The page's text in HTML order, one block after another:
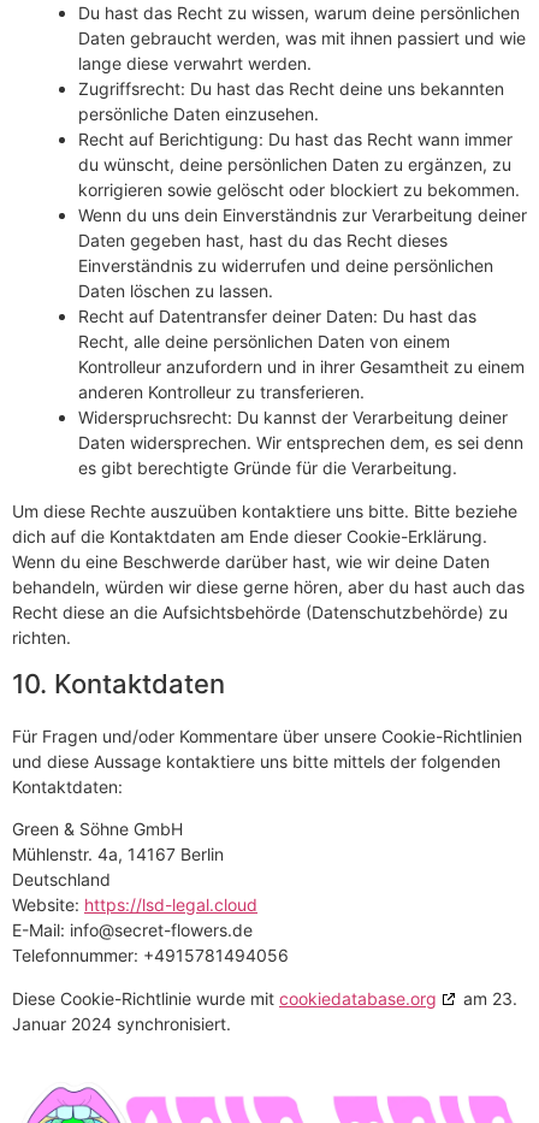
Du hast das Recht zu wissen, warum deine persönlichen
Daten gebraucht werden, was mit ihnen passiert und wie
lange diese verwahrt werden.
Zugriffsrecht: Du hast das Recht deine uns bekannten
persönliche Daten einzusehen.
Recht auf Berichtigung: Du hast das Recht wann immer
du wünscht, deine persönlichen Daten zu ergänzen, zu
korrigieren sowie gelöscht oder blockiert zu bekommen.
Wenn du uns dein Einverständnis zur Verarbeitung deiner
Daten gegeben hast, hast du das Recht dieses
Einverständnis zu widerrufen und deine persönlichen
Daten löschen zu lassen.
Recht auf Datentransfer deiner Daten: Du hast das
Recht, alle deine persönlichen Daten von einem
Kontrolleur anzufordern und in ihrer Gesamtheit zu einem
anderen Kontrolleur zu transferieren.
Widerspruchsrecht: Du kannst der Verarbeitung deiner
Daten widersprechen. Wir entsprechen dem, es sei denn
es gibt berechtigte Gründe für die Verarbeitung.
Um diese Rechte auszuüben kontaktiere uns bitte. Bitte beziehe
dich auf die Kontaktdaten am Ende dieser Cookie-Erklärung.
Wenn du eine Beschwerde darüber hast, wie wir deine Daten
behandeln, würden wir diese gerne hören, aber du hast auch das
Recht diese an die Aufsichtsbehörde (Datenschutzbehörde) zu
richten.
10. Kontaktdaten
Für Fragen und/oder Kommentare über unsere Cookie-Richtlinien
und diese Aussage kontaktiere uns bitte mittels der folgenden
Kontaktdaten:
Green & Söhne GmbH
Mühlenstr. 4a, 14167 Berlin
Deutschland
Website: https://lsd-legal.cloud
E-Mail: ed.srewolf-terces@ofni
Telefonnummer: +4915781494056
Diese Cookie-Richtlinie wurde mit cookiedatabase.org
am 23.
Januar 2024 synchronisiert.